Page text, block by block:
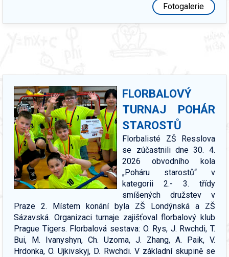
Fotogalerie
FLORBALOVÝ
TURNAJ POHÁR
STAROSTŮ
Florbalisté ZŠ Resslova
se zúčastnili dne 30. 4.
2026 obvodního kola
„Poháru starostů“ v
kategorii 2.- 3. třídy
smíšených družstev v
Praze 2. Místem konání byla ZŠ Londýnská a ZŠ
Sázavská. Organizaci turnaje zajišťoval florbalový klub
Prague Tigers. Florbalová sestava: O. Rys, J. Rwchdi, T.
Bui, M. Ivanyshyn, Ch. Uzoma, J. Zhang, A. Paik, V.
Hrdonka, O. Ujkivskyj, D. Rwchdi. V základní skupině se